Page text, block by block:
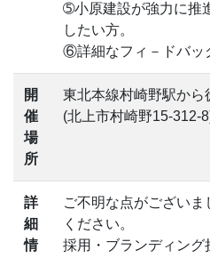
➄小原建設が強力に推
したい方。
⑥詳細なフィ－ドバッ
開
催
場
所
東北本線村崎野駅から
(北上市村崎野15-312-
詳
細
情
ご不明な点がござい
ください。
採用・ブランディング